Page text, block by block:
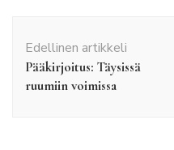
selaus
Edellinen artikkeli
Pääkirjoitus: Täysissä
ruumiin voimissa